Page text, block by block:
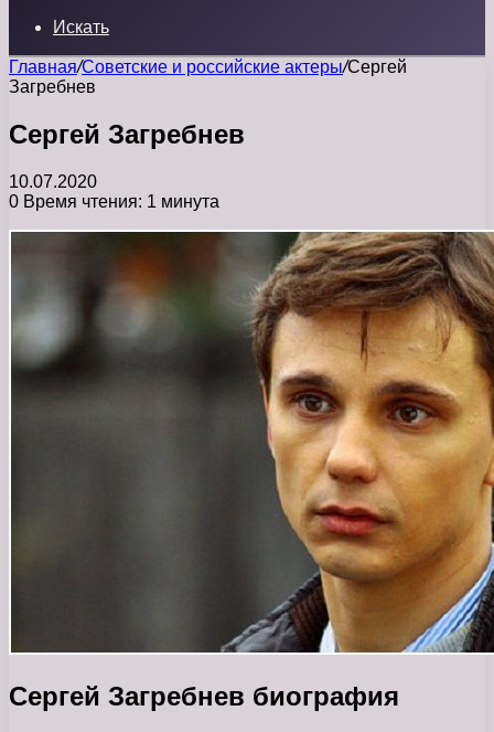
Искать
Главная/Советские и российские актеры/Сергей
Загребнев
Сергей Загребнев
10.07.2020
0 Время чтения: 1 минута
Сергей Загребнев биография